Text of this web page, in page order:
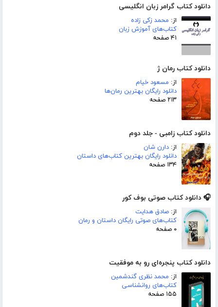
دانلود کتاب گرامر زبان انگلیسی
از: محمد زکی زاده
کتاب‌های آموزش زبان
۴۱ صفحه
دانلود کتاب رمان ژ
از: مسعود خیام
دانلود رایگان بهترین رمان‌ها
۲۱۳ صفحه
دانلود کتاب زامبی - جلد دوم
از: دارن شان
دانلود رایگان بهترین کتاب‌های داستان
۱۳۴ صفحه
🎧 دانلود کتاب صوتی بوف کور
از: صادق هدایت
کتاب‌های صوتی رایگان داستان و رمان
۰ صفحه
دانلود کتاب پنجره‌ای رو به موفقیت
از: محمد نظری گندشمین
کتاب‌های روانشناسی
۱۵۵ صفحه